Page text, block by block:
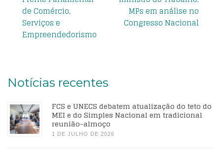
de Comércio,
Serviços e
Empreendedorismo
MPs em análise no
Congresso Nacional
Notícias recentes
FCS e UNECS debatem atualização do teto do
MEI e do Simples Nacional em tradicional
reunião-almoço
1 DE JULHO DE 2026